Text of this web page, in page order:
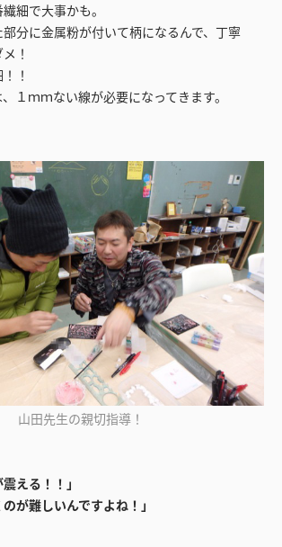
細で大事かも。
分に金属粉が付いて柄になるんで、丁寧
！
！
１ｍｍない線が必要になってきます。
山田先生の親切指導！
える！！」
のが難しいんですよね！」